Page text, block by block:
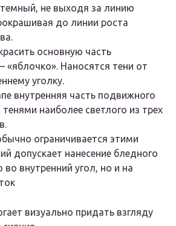
не выходя за линию
до линии роста
основную часть
«яблочко». Наносятся тени от
уголку.
внутренняя часть подвижного
наиболее светлого из трех
ограничивается этими
допускает нанесение бледного
во внутренний угол, но и на
визуально придать взгляду